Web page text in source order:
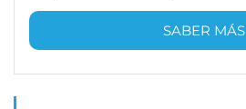
SABER MÁS